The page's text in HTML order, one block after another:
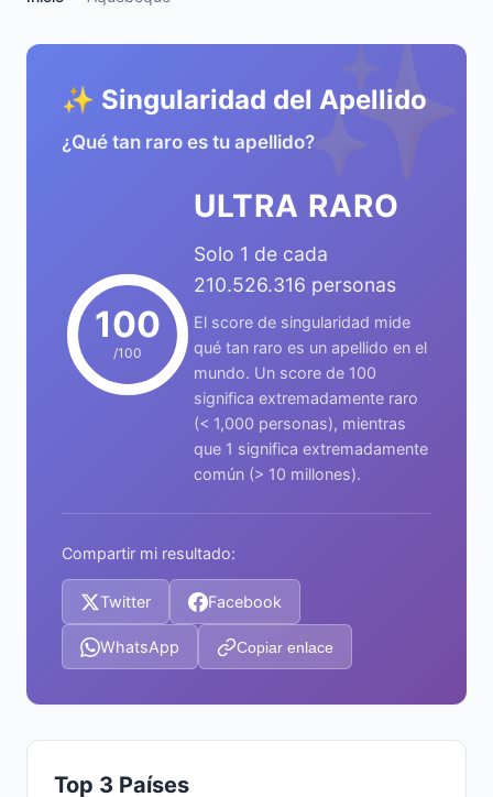
✨
✨ Singularidad del Apellido
¿Qué tan raro es tu apellido?
100
/100
ULTRA RARO
Solo 1 de cada
210.526.316 personas
El score de singularidad mide
qué tan raro es un apellido en el
mundo. Un score de 100
significa extremadamente raro
(< 1,000 personas), mientras
que 1 significa extremadamente
común (> 10 millones).
Compartir mi resultado:
Twitter Facebook
WhatsApp Copiar enlace
Top 3 Países